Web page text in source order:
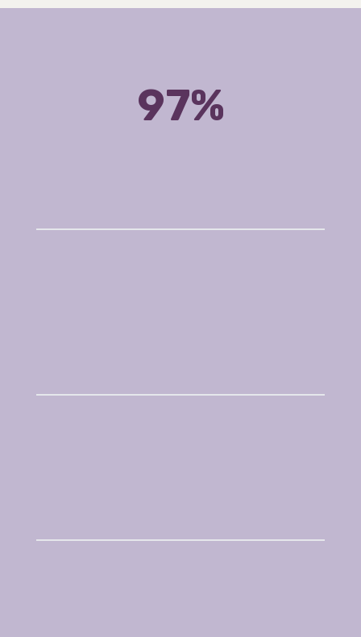
97%